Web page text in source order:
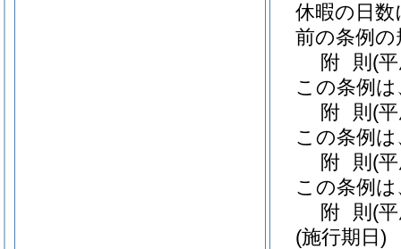
休暇の日
前の条例
附 則 (
この条例
附 則 (
この条例
附 則 (
この条例
附 則 (
(施行期日)